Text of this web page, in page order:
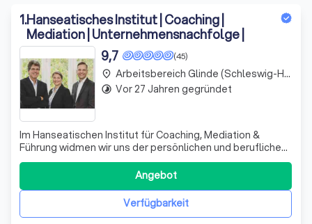
1.Hanseatisches Institut | Coaching |
Mediation | Unternehmensnachfolge |
(45)
9,7
Im Hanseatischen Institut für Coaching, Mediation &
Führung widmen wir uns der persönlichen und beruflichen
Weiterentwicklung von Coaches, Mediatoren,
Unternehmern, Führungskräften und Paaren. Unser
Gründer, Dr. Dieter Bischop, bringt seine umfassende
Expertise ein, um individuell zugeschnittene Lös
Verfügbarkeit
Angebot
place Arbeitsbereich Glinde (Schleswig-Holstein)
timelapse Vor 27 Jahren gegründet